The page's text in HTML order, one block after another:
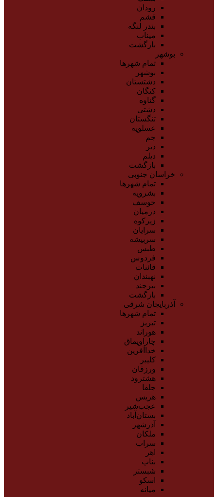
رودان
قشم
بندر لنگه
میناب
بازگشت
بوشهر
تمام شهر‌ها
بوشهر
دشتستان
کنگان
گناوه
دشتی
تنگستان
عسلویه
جم
دیر
دیلم
بازگشت
خراسان جنوبی
تمام شهر‌ها
بشرویه
خوسف
درمیان
زیرکوه
سرایان
سربیشه
طبس
فردوس
قائنات
نهبندان
بیرجند
بازگشت
آذربایجان شرقی
تمام شهر‌ها
تبریز
هوراند
چاراویماق
خداآفرین
کلیبر
ورزقان
هشترود
جلفا
هریس
عجب‌شیر
بستان‌آباد
آذرشهر
ملکان
سراب
اهر
بناب
شبستر
اسکو
میانه